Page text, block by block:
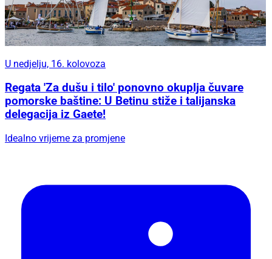
U nedjelju, 16. kolovoza
Regata 'Za dušu i tilo' ponovno okuplja čuvare
pomorske baštine: U Betinu stiže i talijanska
delegacija iz Gaete!
Idealno vrijeme za promjene